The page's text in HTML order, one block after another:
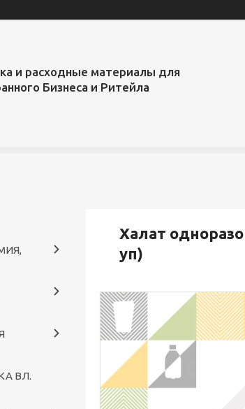
и расходные материалы для
Бизнеса и Ритейла
Халат
уп)
ВЛ.